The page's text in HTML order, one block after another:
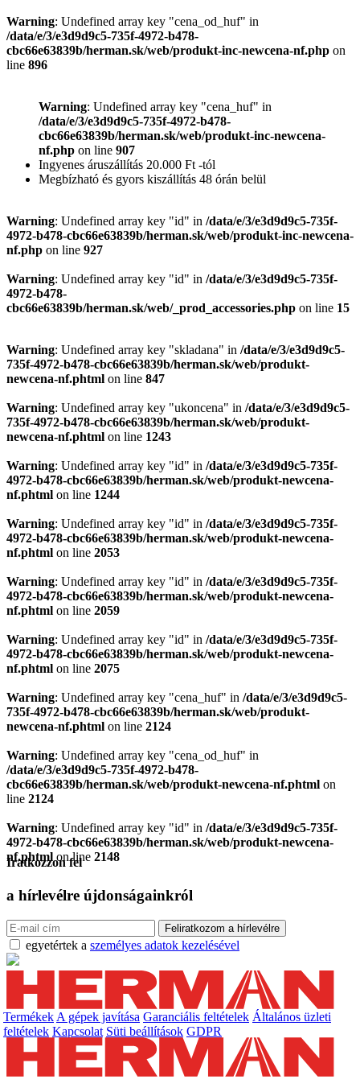
Warning: Undefined array key "cena_od_huf" in
/data/e/3/e3d9d9c5-735f-4972-b478-
cbc66e63839b/herman.sk/web/produkt-inc-newcena-nf.php on
line 896
Warning: Undefined array key "cena_huf" in
/data/e/3/e3d9d9c5-735f-4972-b478-
cbc66e63839b/herman.sk/web/produkt-inc-newcena-
nf.php on line 907
Ingyenes áruszállítás 20.000 Ft -tól
Megbízható és gyors kiszállítás 48 órán belül
Warning: Undefined array key "id" in /data/e/3/e3d9d9c5-735f-
4972-b478-cbc66e63839b/herman.sk/web/produkt-inc-newcena-
nf.php on line 927
Warning: Undefined array key "id" in /data/e/3/e3d9d9c5-735f-
4972-b478-
cbc66e63839b/herman.sk/web/_prod_accessories.php on line 15
Warning: Undefined array key "skladana" in /data/e/3/e3d9d9c5-
735f-4972-b478-cbc66e63839b/herman.sk/web/produkt-
newcena-nf.phtml on line 847
Warning: Undefined array key "ukoncena" in /data/e/3/e3d9d9c5-
735f-4972-b478-cbc66e63839b/herman.sk/web/produkt-
newcena-nf.phtml on line 1243
Warning: Undefined array key "id" in /data/e/3/e3d9d9c5-735f-
4972-b478-cbc66e63839b/herman.sk/web/produkt-newcena-
nf.phtml on line 1244
Warning: Undefined array key "id" in /data/e/3/e3d9d9c5-735f-
4972-b478-cbc66e63839b/herman.sk/web/produkt-newcena-
nf.phtml on line 2053
Warning: Undefined array key "id" in /data/e/3/e3d9d9c5-735f-
4972-b478-cbc66e63839b/herman.sk/web/produkt-newcena-
nf.phtml on line 2059
Warning: Undefined array key "id" in /data/e/3/e3d9d9c5-735f-
4972-b478-cbc66e63839b/herman.sk/web/produkt-newcena-
nf.phtml on line 2075
Warning: Undefined array key "cena_huf" in /data/e/3/e3d9d9c5-
735f-4972-b478-cbc66e63839b/herman.sk/web/produkt-
newcena-nf.phtml on line 2124
Warning: Undefined array key "cena_od_huf" in
/data/e/3/e3d9d9c5-735f-4972-b478-
cbc66e63839b/herman.sk/web/produkt-newcena-nf.phtml on
line 2124
Warning: Undefined array key "id" in /data/e/3/e3d9d9c5-735f-
4972-b478-cbc66e63839b/herman.sk/web/produkt-newcena-
nf.phtml on line 2148
Iratkozzon fel
a hírlevélre újdonságainkról
egyetértek a személyes adatok kezelésével
TermékekA gépek javítása Garanciális feltételek Általános üzleti
feltételek Kapcsolat Süti beállítások GDPR